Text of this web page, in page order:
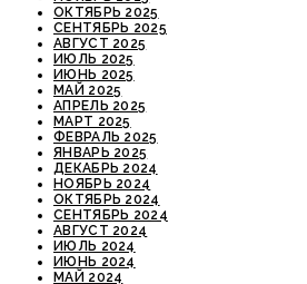
ОКТЯБРЬ 2025
СЕНТЯБРЬ 2025
АВГУСТ 2025
ИЮЛЬ 2025
ИЮНЬ 2025
МАЙ 2025
АПРЕЛЬ 2025
МАРТ 2025
ФЕВРАЛЬ 2025
ЯНВАРЬ 2025
ДЕКАБРЬ 2024
НОЯБРЬ 2024
ОКТЯБРЬ 2024
СЕНТЯБРЬ 2024
АВГУСТ 2024
ИЮЛЬ 2024
ИЮНЬ 2024
МАЙ 2024